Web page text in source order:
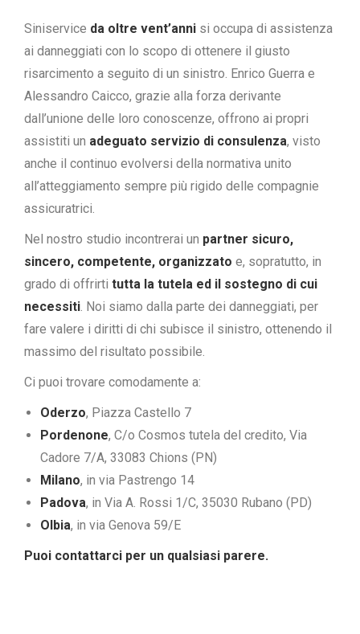
Siniservice da oltre vent’anni si occupa di assistenza
ai danneggiati con lo scopo di ottenere il giusto
risarcimento a seguito di un sinistro. Enrico Guerra e
Alessandro Caicco, grazie alla forza derivante
dall’unione delle loro conoscenze, offrono ai propri
assistiti un adeguato servizio di consulenza, visto
anche il continuo evolversi della normativa unito
all’atteggiamento sempre più rigido delle compagnie
assicuratrici.
Nel nostro studio incontrerai un partner sicuro,
sincero, competente, organizzato e, sopratutto, in
grado di offrirti tutta la tutela ed il sostegno di cui
necessiti. Noi siamo dalla parte dei danneggiati, per
fare valere i diritti di chi subisce il sinistro, ottenendo il
massimo del risultato possibile.
Ci puoi trovare comodamente a:
Oderzo, Piazza Castello 7
Pordenone, C/o Cosmos tutela del credito, Via
Cadore 7/A, 33083 Chions (PN)
Milano, in via Pastrengo 14
Padova, in Via A. Rossi 1/C, 35030 Rubano (PD)
Olbia, in via Genova 59/E
Puoi contattarci per un qualsiasi parere.